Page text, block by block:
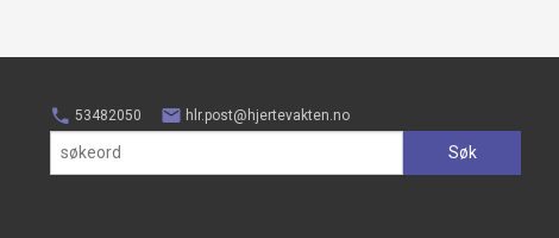
53482050 hlr.post@hjertevakten.no
Søk